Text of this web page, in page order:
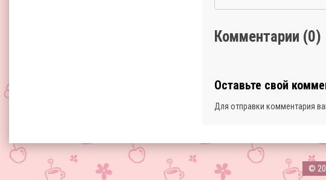
Комментарии (0)
Оставьте свой
Для отправки комментария
©